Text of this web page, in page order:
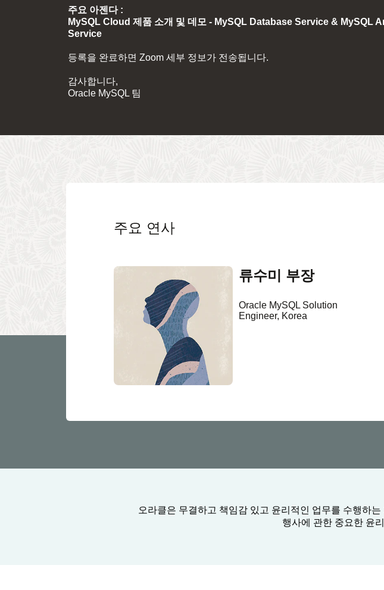
주요 아젠다 :
MySQL Cloud 제품 소개 및 데모 - MySQL Database Service & MySQL
Service
등록을 완료하면 Zoom 세부 정보가 전송됩니다.
감사합니다,
Oracle MySQL 팀
주요 연사
류수미 부장
Oracle MySQL Solution
Engineer, Korea
오라클은 무결하고 책임감 있고 윤리적인 업무를 수행하
행사에 관한 중요한 윤